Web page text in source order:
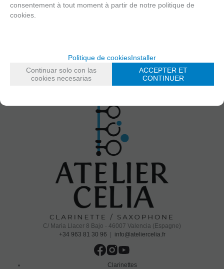
Recevez nos offres exclusives
J'ai lu et j'acceptel'envoi d'annonces
C/ Maria Llacer 8 Bajo - 46007 Valencia (Espagne)
+34 963 81 30 96 | info@ateliercelia.fr
Clarinettes
consentement à tout moment à partir de notre politique de
cookies.
Politique de cookiesInstaller
Continuar solo con las
cookies necesarias
ACCEPTER ET
CONTINUER